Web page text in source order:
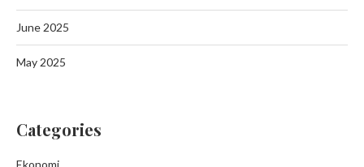
June 2025
May 2025
Categories
Ekonomi